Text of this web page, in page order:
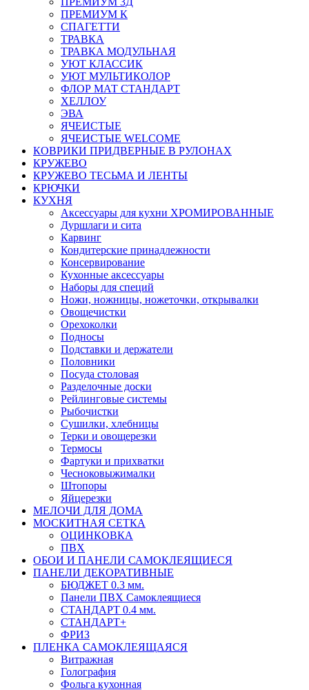
ПРЕМИУМ К
СПАГЕТТИ
ТРАВКА
ТРАВКА МОДУЛЬНАЯ
УЮТ КЛАССИК
УЮТ МУЛЬТИКОЛОР
ФЛОР МАТ СТАНДАРТ
ХЕЛЛОУ
ЭВА
ЯЧЕИСТЫЕ
ЯЧЕИСТЫЕ WELCOME
КОВРИКИ ПРИДВЕРНЫЕ В РУЛОНАХ
КРУЖЕВО
КРУЖЕВО ТЕСЬМА И ЛЕНТЫ
КРЮЧКИ
КУХНЯ
Аксессуары для кухни ХРОМИРОВАННЫЕ
Дуршлаги и сита
Карвинг
Кондитерские принадлежности
Консервирование
Кухонные аксессуары
Наборы для специй
Ножи, ножницы, ножеточки, открывалки
Овощечистки
Орехоколки
Подносы
Подставки и держатели
Половники
Посуда столовая
Разделочные доски
Рейлинговые системы
Рыбочистки
Сушилки, хлебницы
Терки и овощерезки
Термосы
Фартуки и прихватки
Чесноковыжималки
Штопоры
Яйцерезки
МЕЛОЧИ ДЛЯ ДОМА
МОСКИТНАЯ СЕТКА
ОЦИНКОВКА
ПВХ
ОБОИ И ПАНЕЛИ САМОКЛЕЯЩИЕСЯ
ПАНЕЛИ ДЕКОРАТИВНЫЕ
БЮДЖЕТ 0.3 мм.
Панели ПВХ Самоклеящиеся
СТАНДАРТ 0.4 мм.
СТАНДАРТ+
ФРИЗ
ПЛЕНКА САМОКЛЕЯЩАЯСЯ
Витражная
Голография
Фольга кухонная